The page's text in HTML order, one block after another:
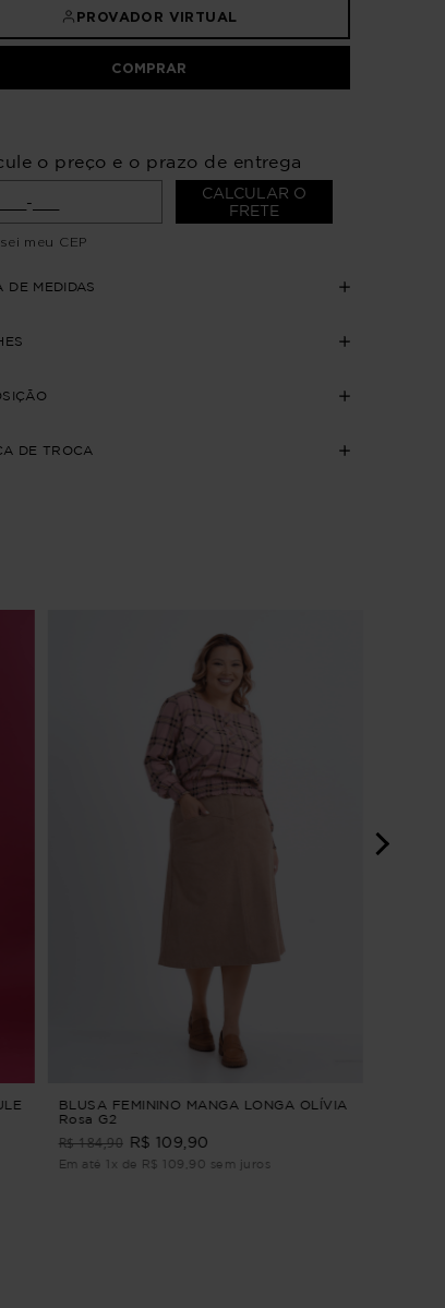
PROVADOR VIRTUAL
COMPRAR
o preço e o prazo de entrega
CALCULAR O
FRETE
meu CEP
DE MEDIDAS
DE TROCA
BLUSA FEMININO MANGA LONGA OLÍVIA
Rosa G2
R$ 184,90 R$ 109,90
Em até 1x de R$ 109,90 sem juros